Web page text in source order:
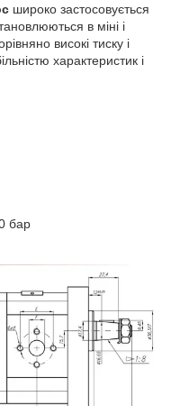
широко застосовується
в міні і
високі тиску і
характеристик і
бар